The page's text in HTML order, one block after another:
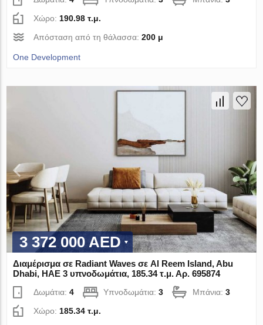
Χώρο: 190.98 τ.μ.
Απόσταση από τη θάλασσα:200 μ
One Development
3 372 000 AED
Διαμέρισμα σε Radiant Waves σε Al Reem Island, Abu
Dhabi, ΗΑΕ 3 υπνοδωμάτια, 185.34 τ.μ. Αρ. 695874
Δωμάτια:4 Υπνοδωμάτια:3 Μπάνια:3
Χώρο:185.34 τ.μ.